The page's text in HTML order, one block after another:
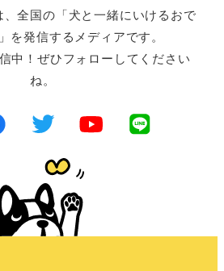
全国の「犬と一緒にいけるおで
を発信するメディアです。
中！ぜひフォローしてください
ね。